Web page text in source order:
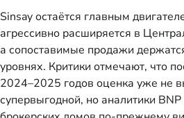
Sinsay остаётся главным
агрессивно расширяется в
а сопоставимые продажи
уровнях. Критики отмечают, что
2024–2025 годов оценка уже не
супервыгодной, но аналитики